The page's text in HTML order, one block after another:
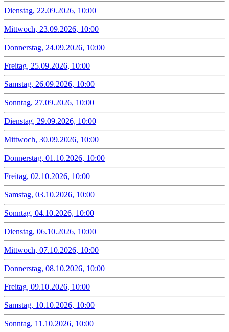
Dienstag, 22.09.2026, 10:00
Mittwoch, 23.09.2026, 10:00
Donnerstag, 24.09.2026, 10:00
Freitag, 25.09.2026, 10:00
Samstag, 26.09.2026, 10:00
Sonntag, 27.09.2026, 10:00
Dienstag, 29.09.2026, 10:00
Mittwoch, 30.09.2026, 10:00
Donnerstag, 01.10.2026, 10:00
Freitag, 02.10.2026, 10:00
Samstag, 03.10.2026, 10:00
Sonntag, 04.10.2026, 10:00
Dienstag, 06.10.2026, 10:00
Mittwoch, 07.10.2026, 10:00
Donnerstag, 08.10.2026, 10:00
Freitag, 09.10.2026, 10:00
Samstag, 10.10.2026, 10:00
Sonntag, 11.10.2026, 10:00